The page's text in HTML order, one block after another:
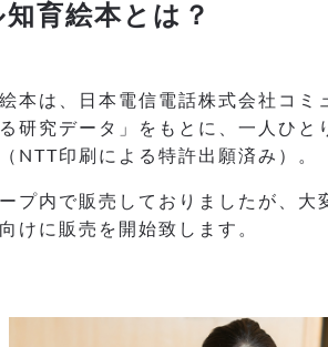
育絵本とは？
本は、日本電信電話株式会社コ
研究データ」をもとに、一人ひ
NTT印刷による特許出願済み）。
プ内で販売しておりましたが、
けに販売を開始致します。